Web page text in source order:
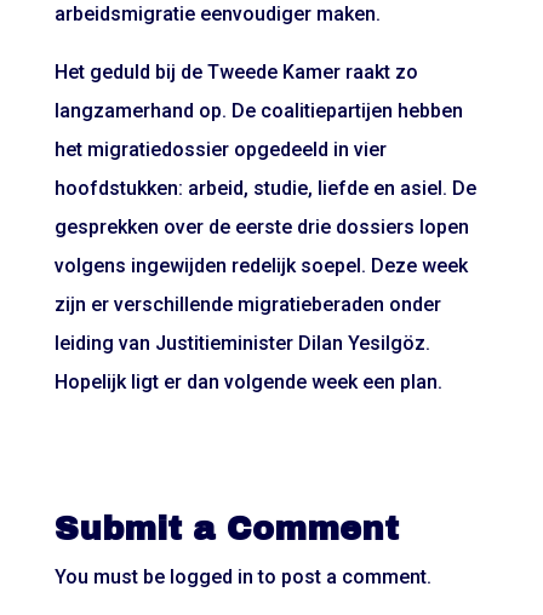
arbeidsmigratie eenvoudiger maken.
Het geduld bij de Tweede Kamer raakt zo
langzamerhand op. De coalitiepartijen hebben
het migratiedossier opgedeeld in vier
hoofdstukken: arbeid, studie, liefde en asiel. De
gesprekken over de eerste drie dossiers lopen
volgens ingewijden redelijk soepel. Deze week
zijn er verschillende migratieberaden onder
leiding van Justitieminister Dilan Yesilgöz.
Hopelijk ligt er dan volgende week een plan.
Submit a Comment
You must be logged in to post a comment.